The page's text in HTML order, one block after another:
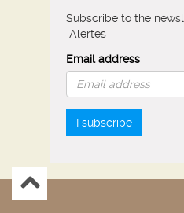
Subscribe to the
"Alertes"
Email address
I subscribe